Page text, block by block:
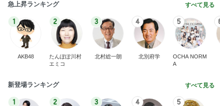
急上昇ランキング すべて見る
1
AKB48
2
たんぽぽ川村
エミコ
3
北村総一朗
4
北別府学
5
OCHA NORM
A
新登場ランキング すべて見る
1 2 3 4 5